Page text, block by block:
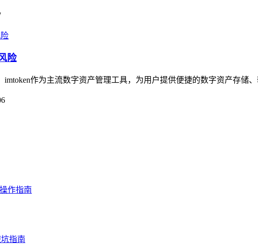
险
作为主流数字资产管理工具，为用户提供便捷的数字资产存储